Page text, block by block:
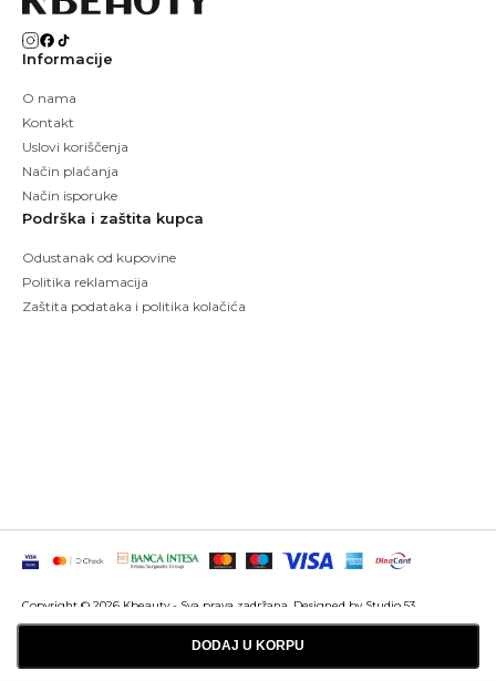
DODAJ U KORPU
Informacije
O nama
Kontakt
Uslovi koriščenja
Način plaćanja
Način isporuke
Podrška i zaštita kupca
Odustanak od kupovine
Politika reklamacija
Zaštita podataka i politika kolačića
Copyright © 2026 Kbeauty - Sva prava zadržana. Designed by Studio 53
Maintenanced by
Izrada sajtova SEO optimizacija